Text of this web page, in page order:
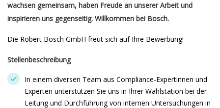
wachsen gemeinsam, haben Freude an unserer Arbeit und
inspirieren uns gegenseitig. Willkommen bei Bosch.
Die Robert Bosch GmbH freut sich auf Ihre Bewerbung!
Stellenbeschreibung
In einem diversen Team aus Compliance-Expertinnen und
Experten unterstützen Sie uns in Ihrer Wahlstation bei der
Leitung und Durchführung von internen Untersuchungen in